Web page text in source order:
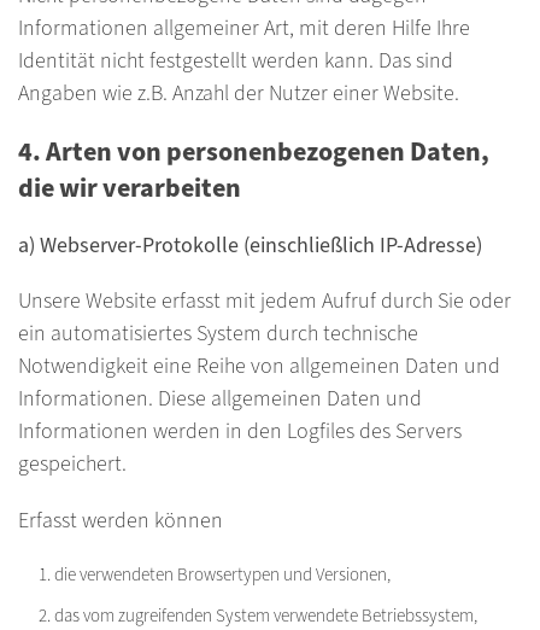
Informationen allgemeiner Art, mit deren Hilfe Ihre
Identität nicht festgestellt werden kann. Das sind
Angaben wie z.B. Anzahl der Nutzer einer Website.
4. Arten von personenbezogenen Daten,
die wir verarbeiten
a) Webserver-Protokolle (einschließlich IP-Adresse)
Unsere Website erfasst mit jedem Aufruf durch Sie oder
ein automatisiertes System durch technische
Notwendigkeit eine Reihe von allgemeinen Daten und
Informationen. Diese allgemeinen Daten und
Informationen werden in den Logfiles des Servers
gespeichert.
Erfasst werden können
die verwendeten Browsertypen und Versionen,
das vom zugreifenden System verwendete Betriebssystem,